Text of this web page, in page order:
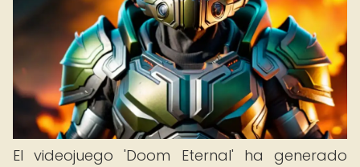
El videojuego 'Doom Eternal' ha generado